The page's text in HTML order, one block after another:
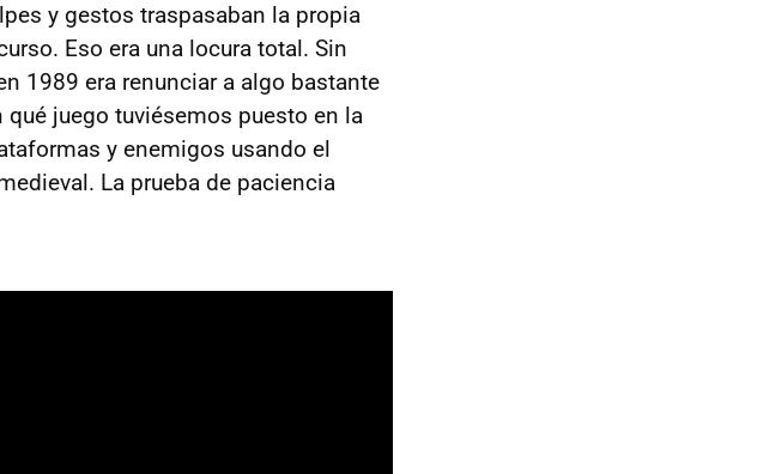
y gestos traspasaban la propia
Eso era una locura total. Sin
1989 era renunciar a algo bastante
juego tuviésemos puesto en la
y enemigos usando el
La prueba de paciencia